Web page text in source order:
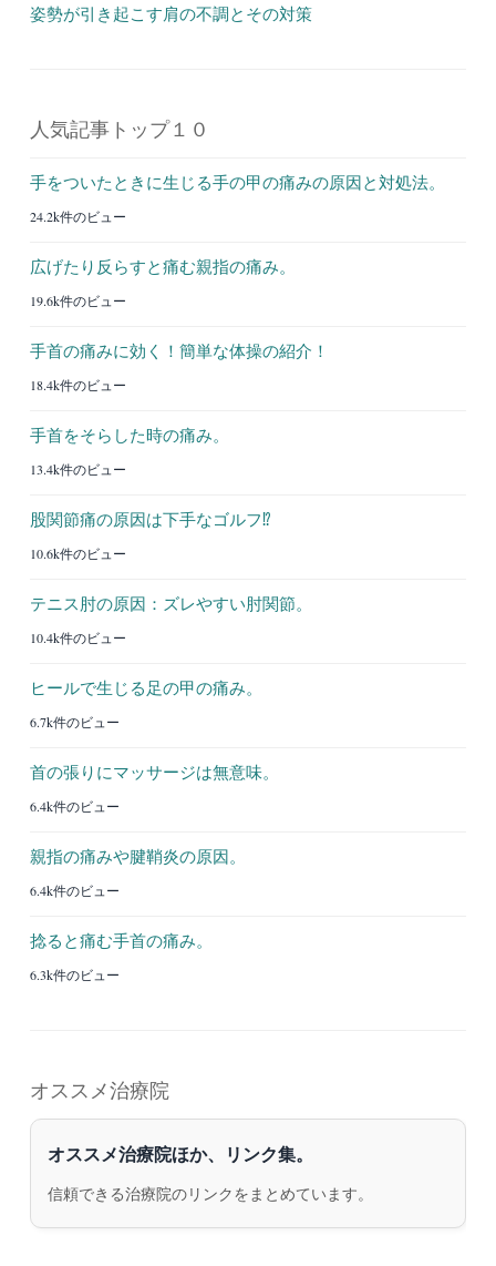
姿勢が引き起こす肩の不調とその対策
人気記事トップ１０
手をついたときに生じる手の甲の痛みの原因と対処法。
24.2k件のビュー
広げたり反らすと痛む親指の痛み。
19.6k件のビュー
手首の痛みに効く！簡単な体操の紹介！
18.4k件のビュー
手首をそらした時の痛み。
13.4k件のビュー
股関節痛の原因は下手なゴルフ⁉︎
10.6k件のビュー
テニス肘の原因：ズレやすい肘関節。
10.4k件のビュー
ヒールで生じる足の甲の痛み。
6.7k件のビュー
首の張りにマッサージは無意味。
6.4k件のビュー
親指の痛みや腱鞘炎の原因。
6.4k件のビュー
捻ると痛む手首の痛み。
6.3k件のビュー
オススメ治療院
オススメ治療院ほか、リンク集。
信頼できる治療院のリンクをまとめています。